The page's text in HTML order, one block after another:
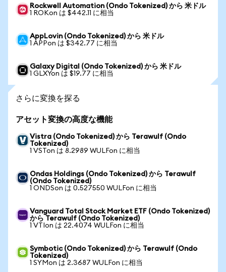
Rockwell Automation (Ondo Tokenized) から 米ドル
1 ROKon は $442.11 に相当
AppLovin (Ondo Tokenized) から 米ドル
1 APPon は $342.77 に相当
Galaxy Digital (Ondo Tokenized) から 米ドル
1 GLXYon は $19.77 に相当
さらに変換を探る
アセット変換の高度な機能
Vistra (Ondo Tokenized) から Terawulf (Ondo
Tokenized)
1 VSTon は 8.2989 WULFon に相当
Ondas Holdings (Ondo Tokenized) から Terawulf
(Ondo Tokenized)
1 ONDSon は 0.527550 WULFon に相当
Vanguard Total Stock Market ETF (Ondo Tokenized)
から Terawulf (Ondo Tokenized)
1 VTIon は 22.4074 WULFon に相当
Symbotic (Ondo Tokenized) から Terawulf (Ondo
Tokenized)
1 SYMon は 2.3687 WULFon に相当